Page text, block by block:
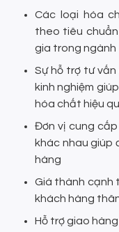
Các loại hóa
theo tiêu
gia trong ngành
Sự hỗ trợ tư
kinh nghiệm
hóa chất hiệu
Đơn vị cung
khác nhau giúp
hàng
Giá thành cạnh
khách hàng
Hỗ trợ giao